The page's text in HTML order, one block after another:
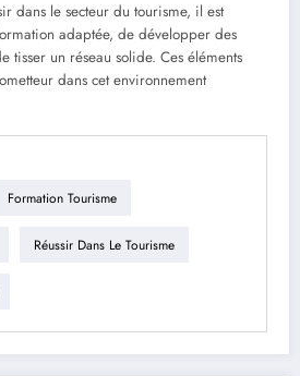
dans le secteur du tourisme, il est
adaptée, de développer des
tisser un réseau solide. Ces éléments
dans cet environnement
Formation Tourisme
Réussir Dans Le Tourisme